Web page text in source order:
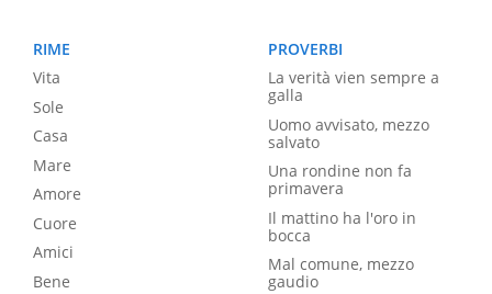
RIME
Vita
Sole
Casa
Mare
Amore
Cuore
Amici
Bene
PROVERBI
La verità vien sempre a
galla
Uomo avvisato, mezzo
salvato
Una rondine non fa
primavera
Il mattino ha l'oro in
bocca
Mal comune, mezzo
gaudio